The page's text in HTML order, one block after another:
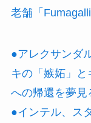
老舗「
●アレクサンダ
キの「嫉妬」と
への帰還を夢見
●インテル、ス